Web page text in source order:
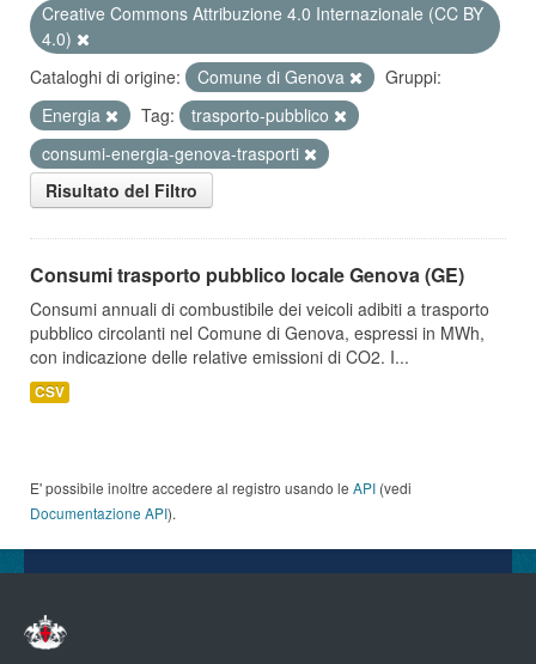
Creative Commons Attribuzione 4.0 Internazionale (CC BY
4.0)
Cataloghi di origine:
Comune di Genova
Gruppi:
Energia
Tag:
trasporto-pubblico
consumi-energia-genova-trasporti
Risultato del Filtro
Consumi trasporto pubblico locale Genova (GE)
Consumi annuali di combustibile dei veicoli adibiti a trasporto
pubblico circolanti nel Comune di Genova, espressi in MWh,
con indicazione delle relative emissioni di CO2. I...
CSV
E' possibile inoltre accedere al registro usando le API (vedi
Documentazione API).